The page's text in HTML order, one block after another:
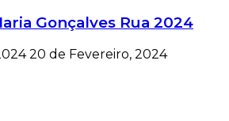
Gonçalves Rua 2024
20 de Fevereiro, 2024